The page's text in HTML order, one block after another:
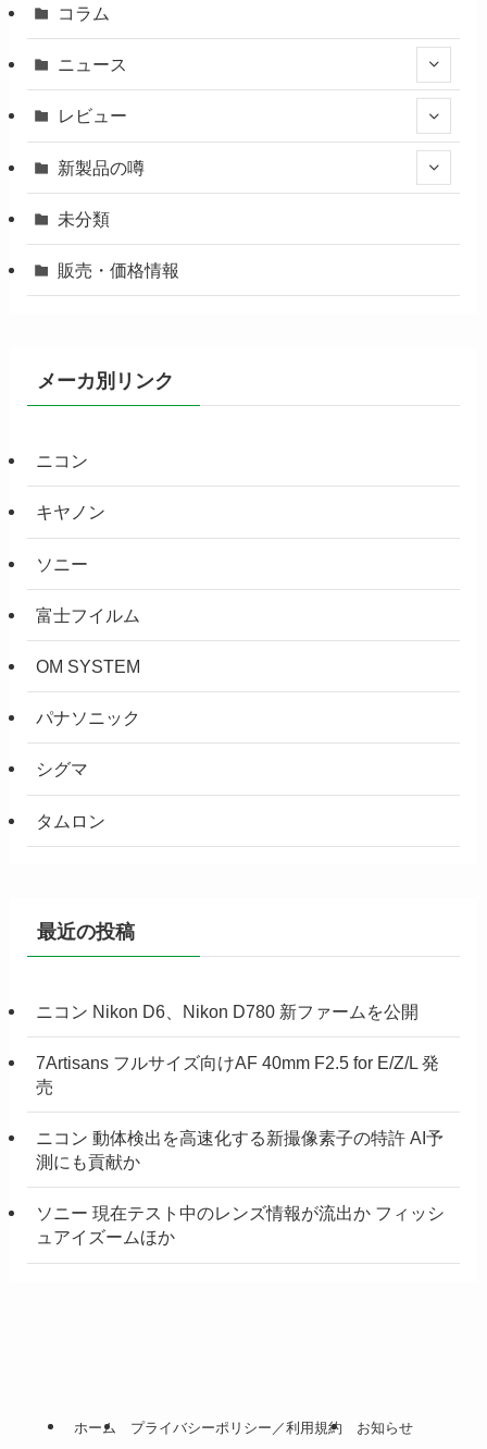
コラム
ニュース
レビュー
新製品の噂
未分類
販売・価格情報
メーカ別リンク
ニコン
キヤノン
ソニー
富士フイルム
OM SYSTEM
パナソニック
シグマ
タムロン
最近の投稿
ニコン Nikon D6、Nikon D780 新ファームを公開
7Artisans フルサイズ向けAF 40mm F2.5 for E/Z/L 発
売
ニコン 動体検出を高速化する新撮像素子の特許 AI予
測にも貢献か
ソニー 現在テスト中のレンズ情報が流出か フィッシ
ュアイズームほか
ホーム プライバシーポリシー／利用規約 お知らせ